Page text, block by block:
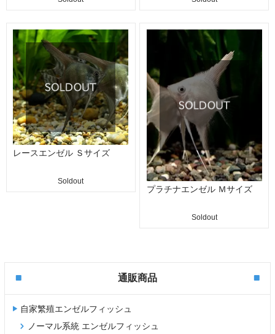
レースエンゼル Ｓサイズ
Soldout
プラチナエンゼル Ｍサイズ
Soldout
通販商品
自家繁殖エンゼルフィッシュ
ノーマル系統 エンゼルフィッシュ